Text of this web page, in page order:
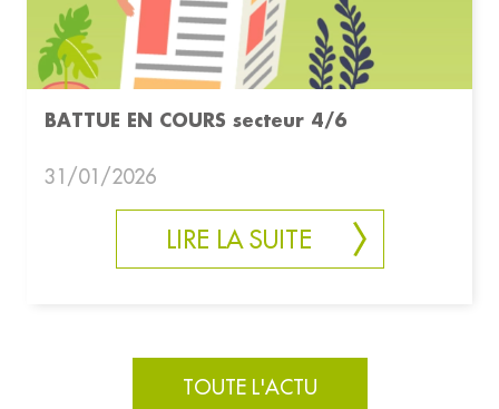
BATTUE EN COURS secteur 4/6
31/01/2026
LIRE LA SUITE
TOUTE L'ACTU